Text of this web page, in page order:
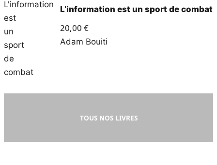
L’information est un sport de combat
20,00 €
Adam Bouiti
TOUS NOS LIVRES